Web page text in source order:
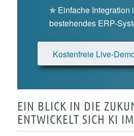
✯ Einfache Integration
bestehendes ERP-
Kostenfreie Live-
EIN BLICK IN DIE
ENTWICKELT SICH KI